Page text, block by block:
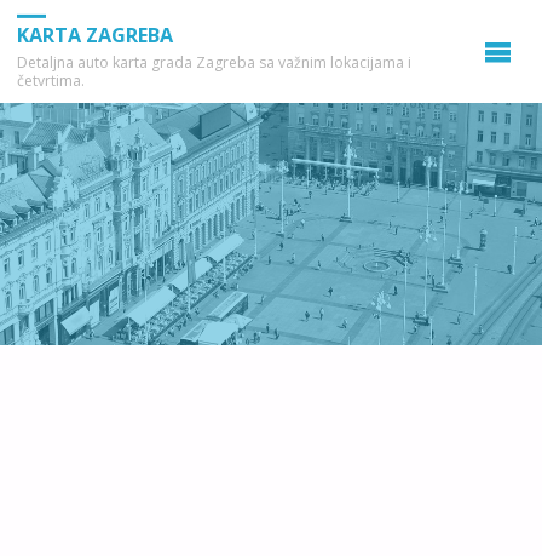
KARTA ZAGREBA
Detaljna auto karta grada Zagreba sa važnim lokacijama i
četvrtima.